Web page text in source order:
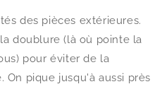
des pièces extérieures.
doublure (là où pointe la
pour éviter de la
pique jusqu'à aussi près